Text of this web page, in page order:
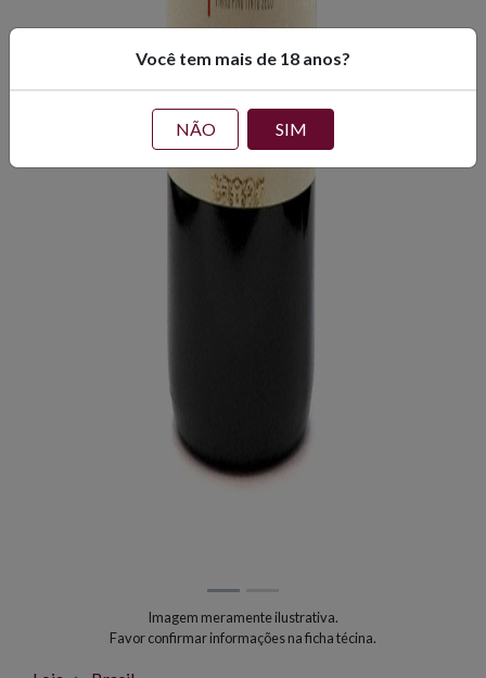
Imagem meramente ilustrativa.
Favor confirmar informações na ficha técina.
Você tem mais de 18 anos?
NÃO SIM